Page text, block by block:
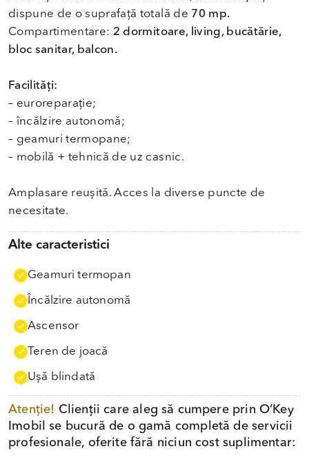
dispune de o suprafață totală de 70 mp.
Compartimentare: 2 dormitoare, living, bucătărie,
bloc sanitar, balcon.
Facilități:
– euroreparație;
– încălzire autonomă;
– geamuri termopane;
– mobilă + tehnică de uz casnic.
Amplasare reușită. Acces la diverse puncte de
necesitate.
Alte caracteristici
Geamuri termopan
Încălzire autonomă
Ascensor
Teren de joacă
Uşă blindată
Atenție! Clienții care aleg să cumpere prin O’Key
Imobil se bucură de o gamă completă de servicii
profesionale, oferite fără niciun cost suplimentar: